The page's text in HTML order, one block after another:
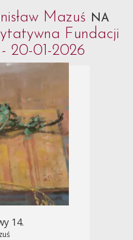
Mazuś
NA
Fundacji
- 20-01-2026
14.